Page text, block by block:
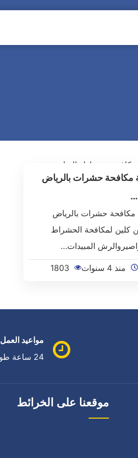
مكافحة حشرات بالرياض
حشرات بالرياض
كلين لمكافحة الحشراط
المبيدات…
منذ 4 سنوات 1803
مواعيد العمل
24 ساعة طوال أيام الأسبوع
موقعنا على الخرائط